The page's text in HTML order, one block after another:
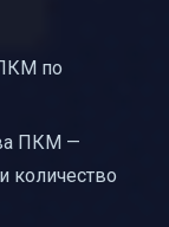
по
ПКМ —
количество